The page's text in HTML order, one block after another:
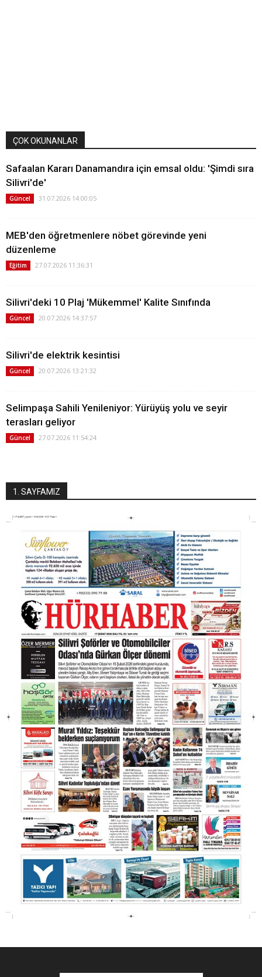
ÇOK OKUNANLAR
Safaalan Kararı Danamandıra için emsal oldu: 'Şimdi sıra
Silivri'de'
Güncel 31.07.2026 14:00:05
MEB'den öğretmenlere nöbet görevinde yeni
düzenleme
Eğitim 27.07.2026 11:36:31
Silivri'deki 10 Plaj 'Mükemmel' Kalite Sınıfında
Güncel 20.07.2026 14:37:57
Silivri'de elektrik kesintisi
Güncel 20.07.2026 13:21:32
Selimpaşa Sahili Yenileniyor: Yürüyüş yolu ve seyir
terasları geliyor
Güncel 27.07.2026 11:54:24
1. SAYFAMIZ